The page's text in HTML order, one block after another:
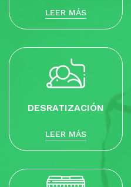
LEER MÁS
DESRATIZACIÓN
LEER MÁS